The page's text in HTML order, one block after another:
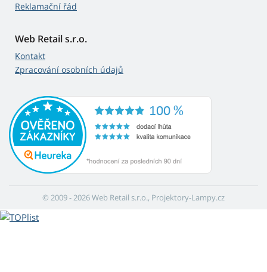
Reklamační řád
Web Retail s.r.o.
Kontakt
Zpracování osobních údajů
© 2009 - 2026 Web Retail s.r.o., Projektory-Lampy.cz